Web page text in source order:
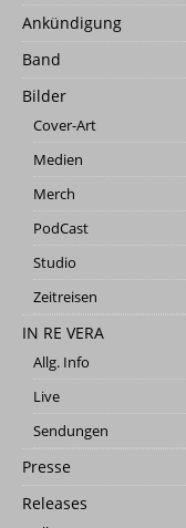
Ankündigung
Band
Bilder
Cover-Art
Medien
Merch
PodCast
Studio
Zeitreisen
IN RE VERA
Allg. Info
Live
Sendungen
Presse
Releases